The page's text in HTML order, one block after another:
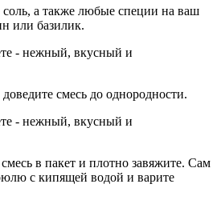
соль, а также любые специи на ваш
или базилик.
смесь до однородности.
в пакет и плотно завяжите. Сам
с кипящей водой и варите